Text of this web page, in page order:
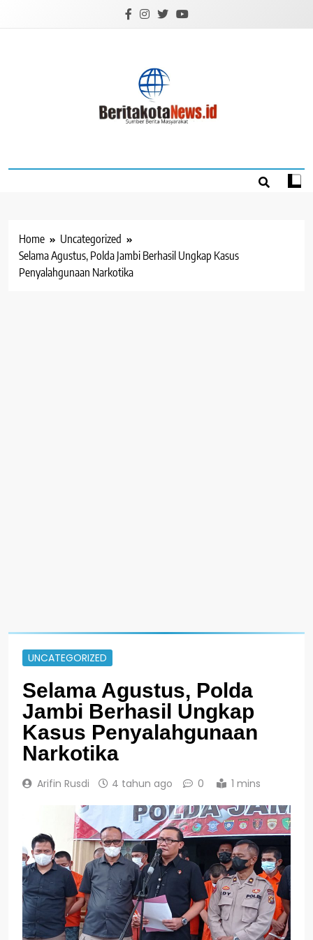
Home
Uncategorized
Selama Agustus, Polda Jambi Berhasil Ungkap Kasus
Penyalahgunaan Narkotika
UNCATEGORIZED
Selama Agustus, Polda
Jambi Berhasil Ungkap
Kasus Penyalahgunaan
Narkotika
Arifin Rusdi 4 tahun ago 0 1 mins